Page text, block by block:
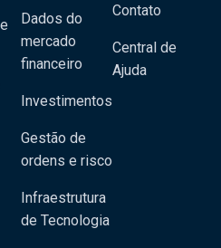
Dados do
mercado
financeiro
Investimentos
Gestão de
ordens e risco
Infraestrutura
de Tecnologia
Contato
Central de
Ajuda